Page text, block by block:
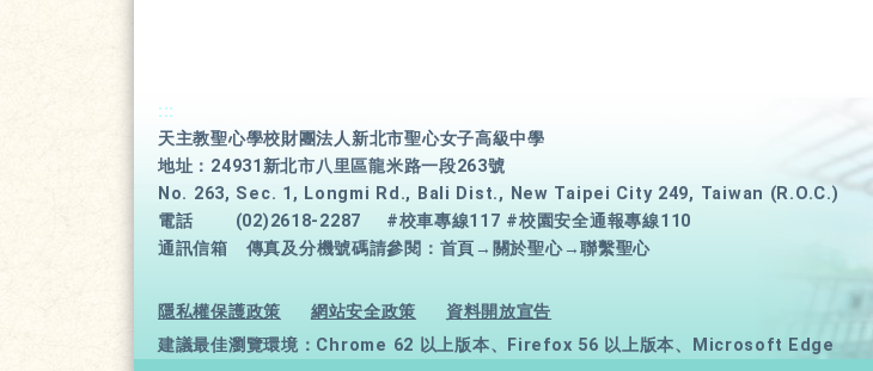
:::
天主教聖心學校財團法人新北市聖心女子高級中學
地址：24931新北市八里區龍米路一段263號
No. 263, Sec. 1, Longmi Rd., Bali Dist., New Taipei City 249, Taiwan (R.O.C.)
電話
(02)2618-2287
#校車專線117 #校園安全通報專線110
通訊信箱
傳真及分機號碼請參閱：首頁→關於聖心→聯繫聖心
隱私權保護政策 網站安全政策
資料開放宣告
建議最佳瀏覽環境：Chrome 62 以上版本、Firefox 56 以上版本、Microsoft Edge